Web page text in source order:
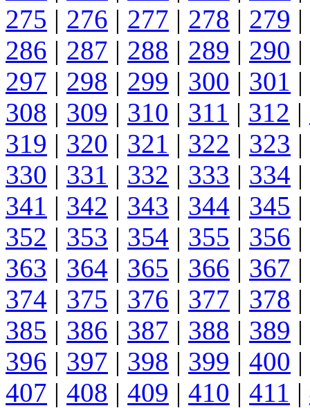
275 | 276 | 277 | 278 | 279 |
286 | 287 | 288 | 289 | 290 |
297 | 298 | 299 | 300 | 301 |
308 | 309 | 310 | 311 | 312 |
319 | 320 | 321 | 322 | 323 |
330 | 331 | 332 | 333 | 334 |
341 | 342 | 343 | 344 | 345 |
352 | 353 | 354 | 355 | 356 |
363 | 364 | 365 | 366 | 367 |
374 | 375 | 376 | 377 | 378 |
385 | 386 | 387 | 388 | 389 |
396 | 397 | 398 | 399 | 400 |
407 | 408 | 409 | 410 | 411 |